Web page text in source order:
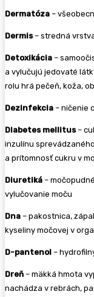
Dermatóza –
Dermis– stredná
Detoxikácia –
a vylučujú jedovaté
rolu hrá pečeň, koža,
Dezinfekcia – ničenie
Diabetes mellitus–
inzulínu
a prítomnosť cukru v
Diuretiká –
vylučovanie moču
Dna – pakostnica,
kyseliny močovej v
D-pantenol –
Dreň – mäkká hmota
nachádza v rebrách,